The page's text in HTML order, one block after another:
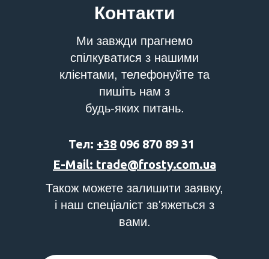
Контакти
Ми завжди прагнемо
спілкуватися з нашими
клієнтами, телефонуйте та
пишіть нам з
будь-яких питань.
Також можете залишити заявку,
і наш спеціаліст зв'яжеться з
вами.
E-Mail: trade@frosty.com.ua
Тел: +38 096 870 89 31